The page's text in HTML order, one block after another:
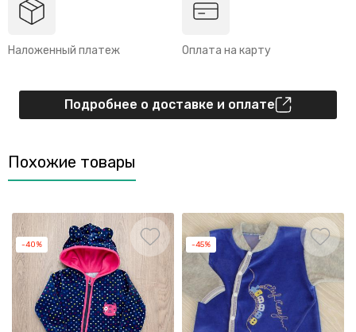
Наложенный платеж Оплата на карту
Подробнее о доставке и оплате
Похожие товары
-40% -45%